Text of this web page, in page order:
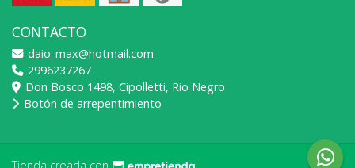
CONTACTO
daio_max@hotmail.com
2996237267
Don Bosco 1498, Cipolletti, Rio Negro
Botón de arrepentimiento